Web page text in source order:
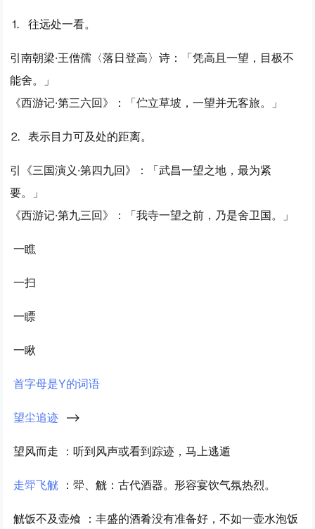
⒈ 往远处一看。
引南朝梁·王僧孺〈落日登高〉诗：「凭高且一望，目极不
能舍。」
《西游记·第三六回》：「伫立草坡，一望并无客旅。」
⒉ 表示目力可及处的距离。
引 《三国演义·第四九回》：「武昌一望之地，最为紧
要。」
《西游记·第九三回》：「我寺一望之前，乃是舍卫国。」
一瞧
一扫
一瞟
一瞅
首字母是Y的词语
望尘追迹 -->
望风而走 ：听到风声或看到踪迹，马上逃遁
走斝飞觥 ：斝、觥：古代酒器。形容宴饮气氛热烈。
觥饭不及壶飧
：丰盛的酒肴没有准备好，不如一壶水泡饭